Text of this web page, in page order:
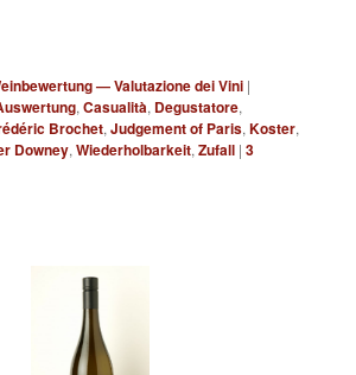
— Valutazione dei Vini |
,Casualità, Degustatore,
Brochet,Judgement of Paris,Koster,
Downey,Wiederholbarkeit,Zufall |3